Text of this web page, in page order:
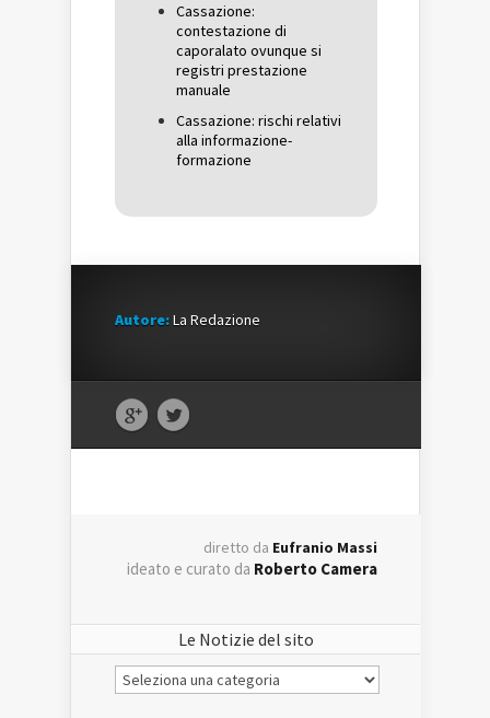
Cassazione:
contestazione di
caporalato ovunque si
registri prestazione
manuale
Cassazione: rischi relativi
alla informazione-
formazione
Autore:La Redazione
diretto da Eufranio Massi
ideato e curato da Roberto Camera
Le Notizie del sito
Le
Notizie